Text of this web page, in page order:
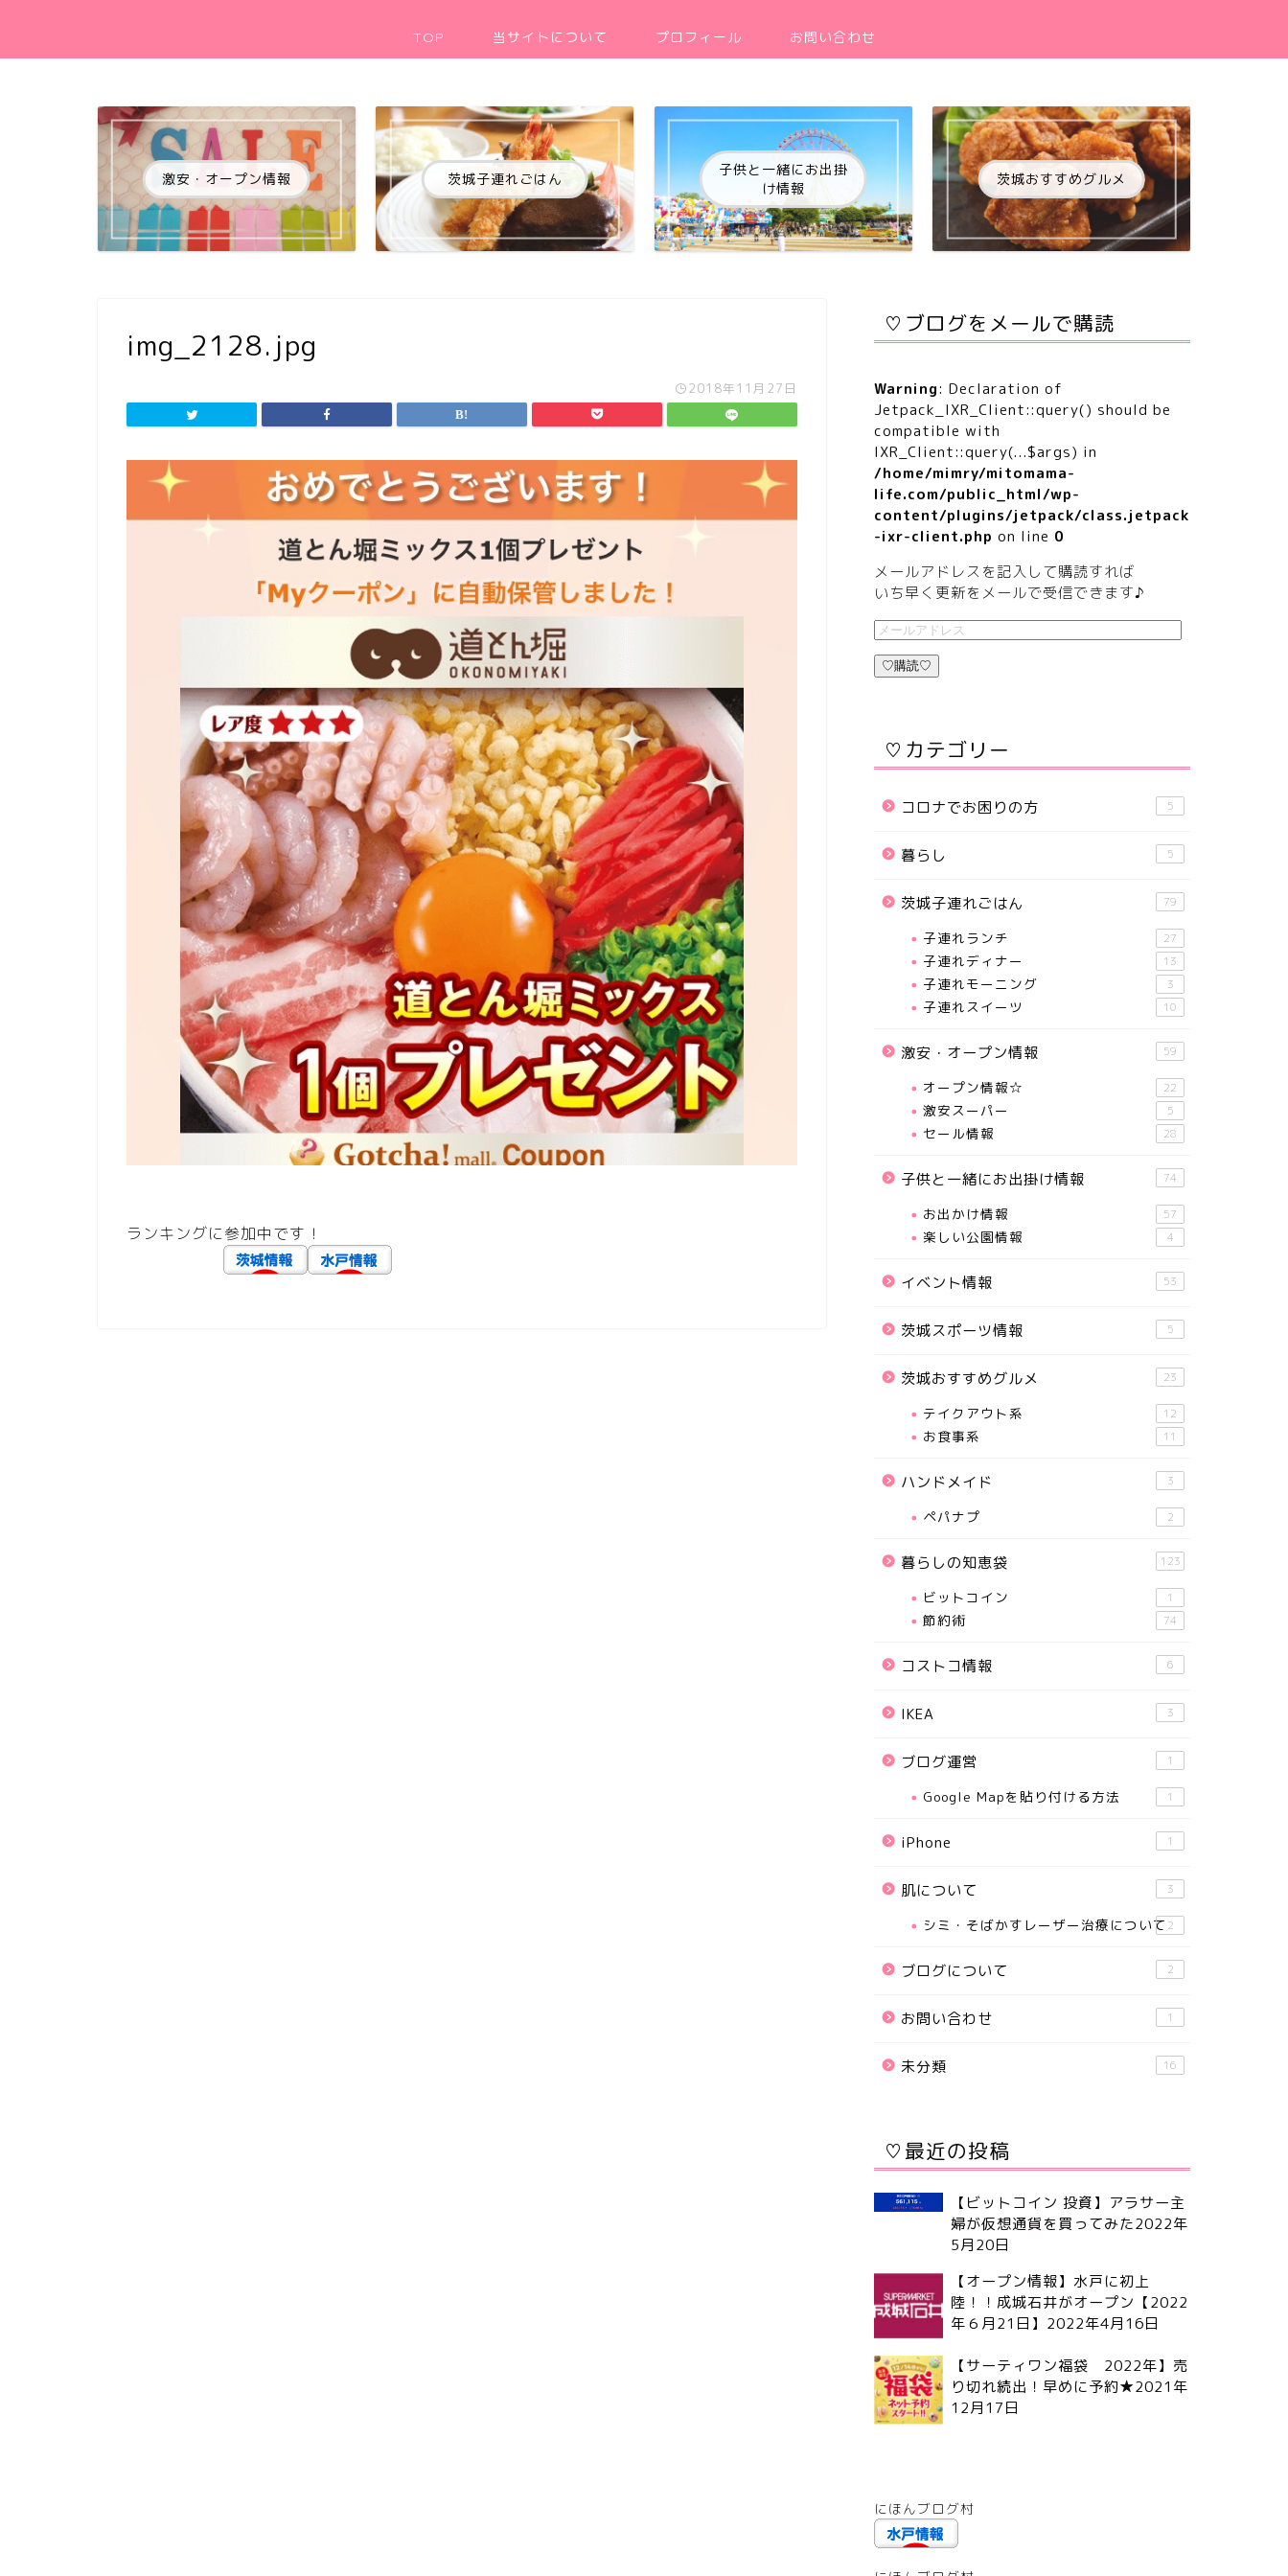
TOP 当サイトについて プロフィール お問い合わせ
激安・オープン情報 茨城子連れごはん
子供と一緒にお出掛
け情報
茨城おすすめグルメ
img_2128.jpg
2018年11月27日
ランキングに参加中です！
♡ブログをメールで購読
Warning: Declaration of
Jetpack_IXR_Client::query() should be
compatible with
IXR_Client::query(...$args) in
/home/mimry/mitomama-
life.com/public_html/wp-
content/plugins/jetpack/class.jetpack
-ixr-client.php on line 0
メールアドレスを記入して購読すれば
いち早く更新をメールで受信できます♪
♡購読♡
♡カテゴリー
コロナでお困りの方 5
暮らし 5
茨城子連れごはん 79
子連れランチ 27
子連れディナー 13
子連れモーニング 3
子連れスイーツ 10
激安・オープン情報 59
オープン情報☆ 22
激安スーパー 5
セール情報 28
子供と一緒にお出掛け情報 74
お出かけ情報 57
楽しい公園情報 4
イベント情報 53
茨城スポーツ情報 5
茨城おすすめグルメ 23
テイクアウト系 12
お食事系 11
ハンドメイド 3
ペパナプ 2
暮らしの知恵袋 123
ビットコイン 1
節約術 74
コストコ情報 6
IKEA 3
ブログ運営 1
Google Mapを貼り付ける方法 1
iPhone 1
肌について 3
シミ・そばかすレーザー治療について 2
ブログについて 2
お問い合わせ 1
未分類 16
♡最近の投稿
【ビットコイン 投資】アラサー主
婦が仮想通貨を買ってみた2022年
5月20日
【オープン情報】水戸に初上
陸！！成城石井がオープン【2022
年６月21日】 2022年4月16日
【サーティワン福袋 2022年】売
り切れ続出！早めに予約★2021年
12月17日
にほんブログ村